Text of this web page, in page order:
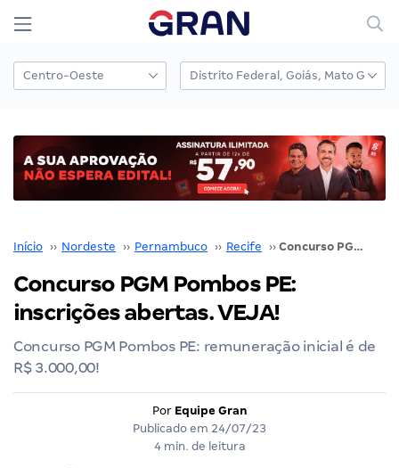
Início ›› Nordeste ›› Pernambuco ›› Recife ›› Concurso PGM Pombos PE: inscrições abertas. VEJA!
Concurso PGM Pombos PE:
inscrições abertas. VEJA!
Concurso PGM Pombos PE: remuneração inicial é de
R$ 3.000,00!
Por Equipe Gran
Publicado em 24/07/23
4 min. de leitura